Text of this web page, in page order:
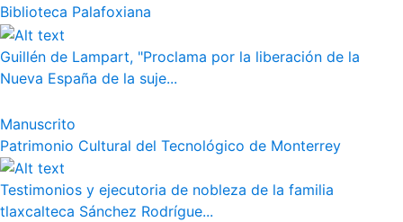
Biblioteca Palafoxiana
Guillén de Lampart, "Proclama por la liberación de la
Nueva España de la suje...
Manuscrito
Patrimonio Cultural del Tecnológico de Monterrey
Testimonios y ejecutoria de nobleza de la familia
tlaxcalteca Sánchez Rodrígue...